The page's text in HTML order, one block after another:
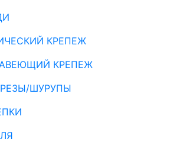
КРЕПЕЖ
КРЕПЕЖ
ШУРУПЫ